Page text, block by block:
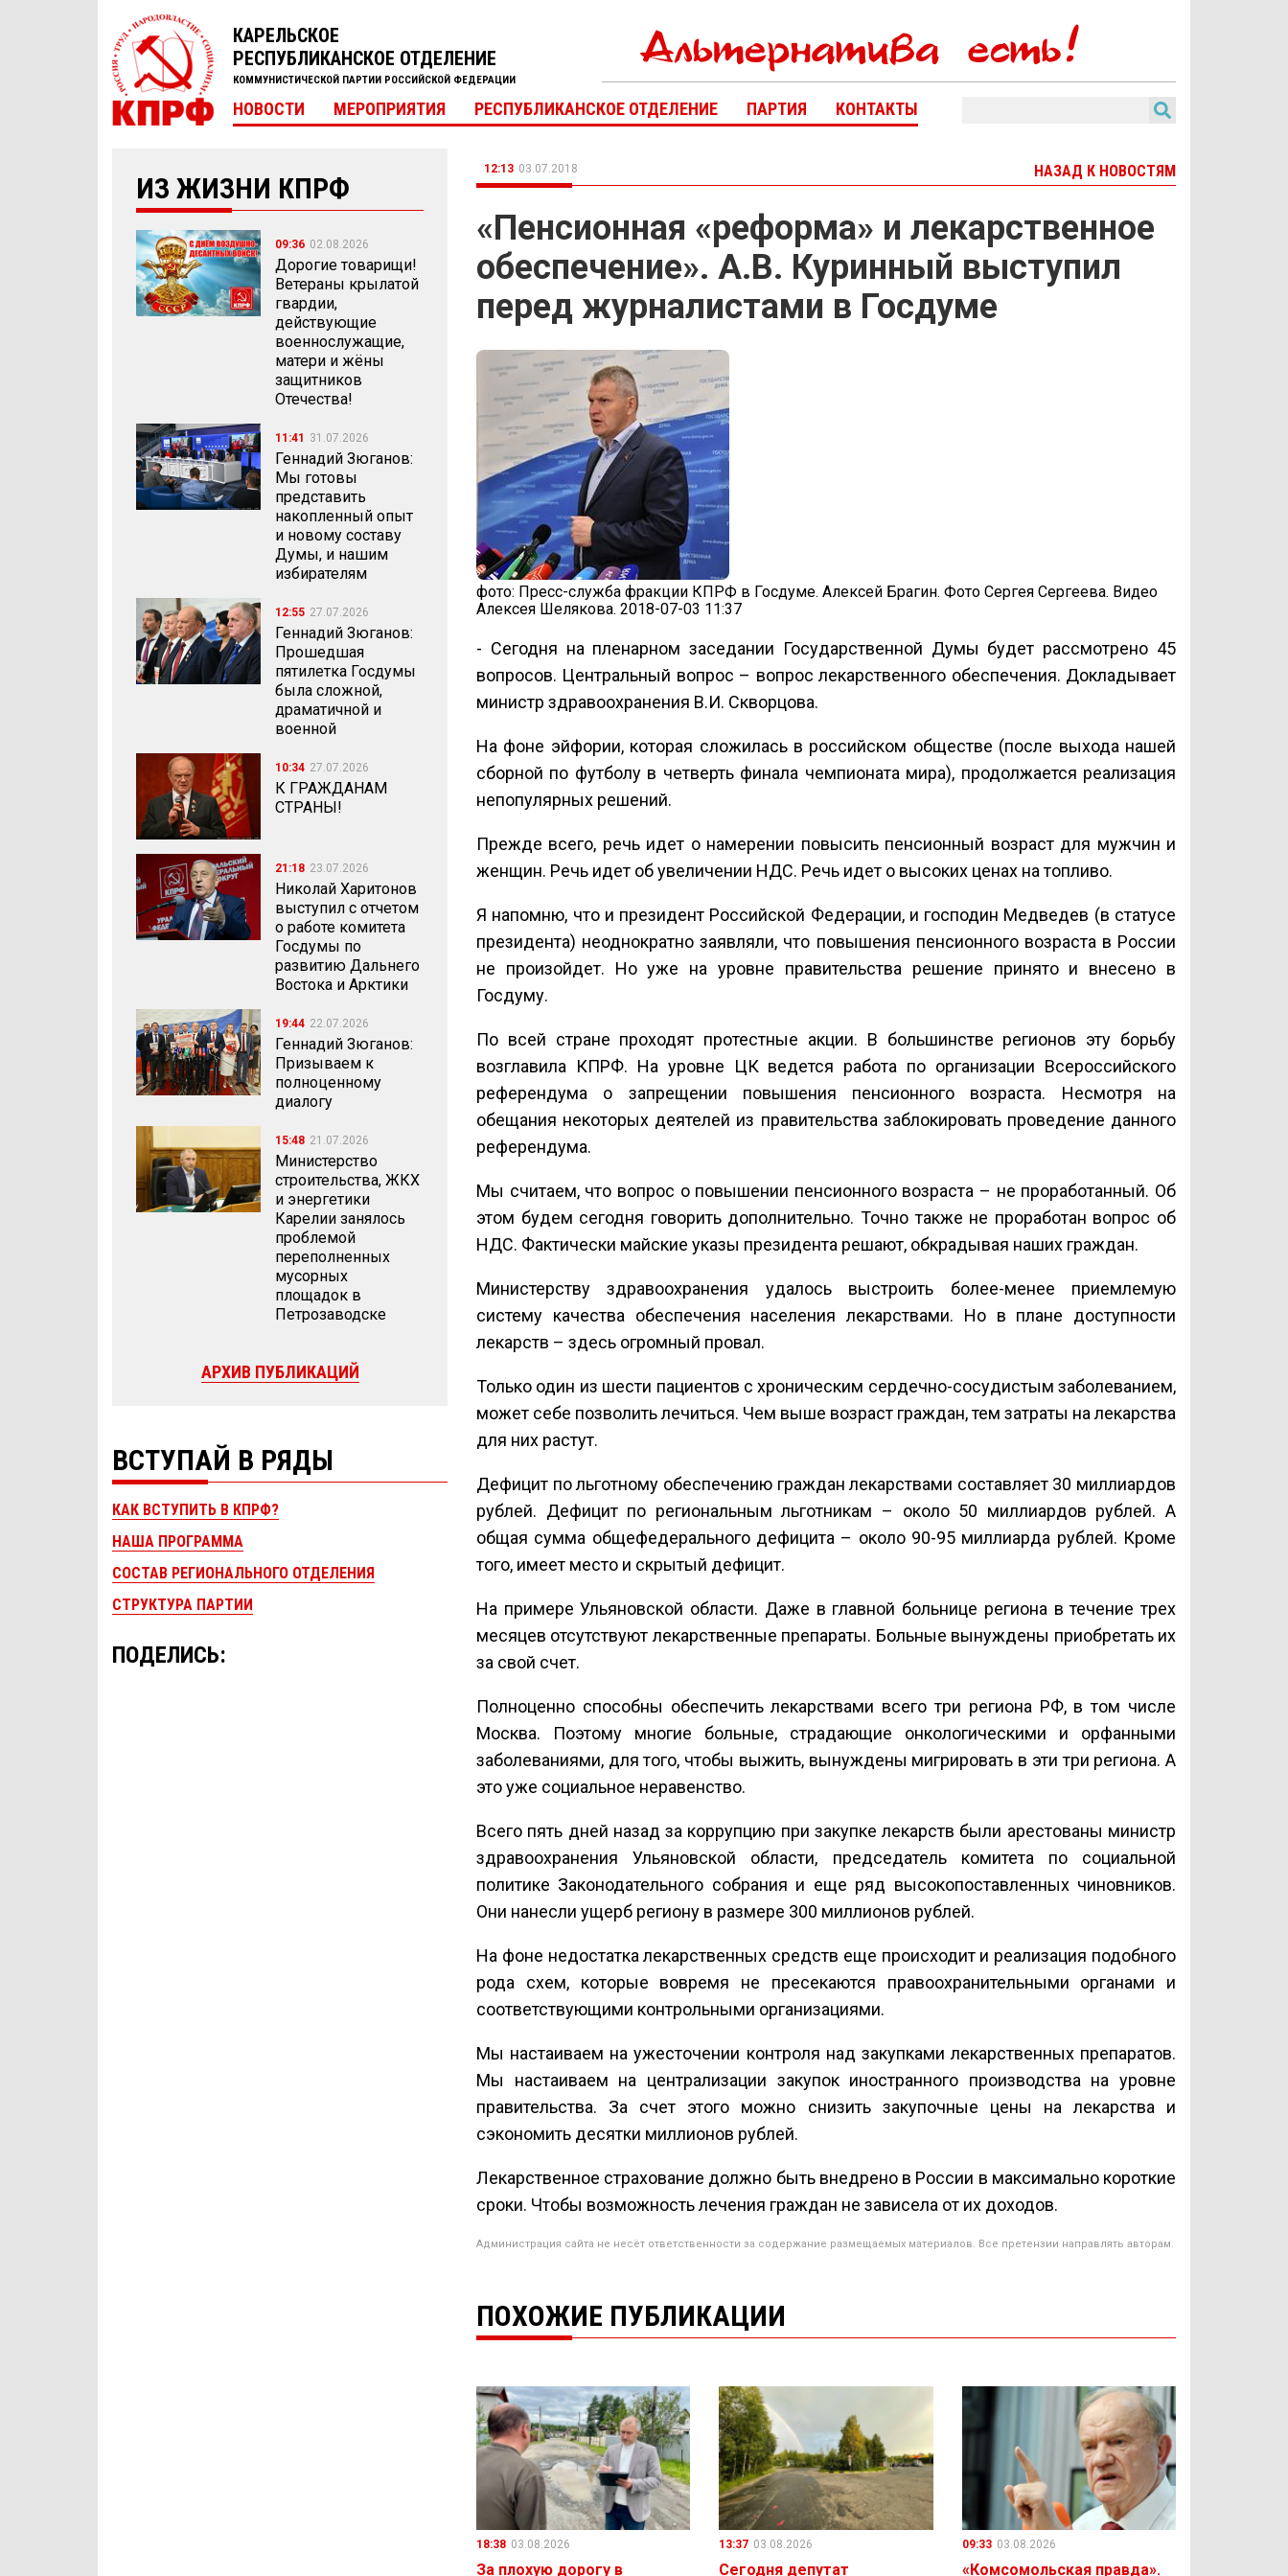
КАРЕЛЬСКОЕ
РЕСПУБЛИКАНСКОЕ ОТДЕЛЕНИЕ
КОММУНИСТИЧЕСКОЙ ПАРТИИ РОССИЙСКОЙ ФЕДЕРАЦИИ
НОВОСТИ МЕРОПРИЯТИЯ РЕСПУБЛИКАНСКОЕ ОТДЕЛЕНИЕ ПАРТИЯ КОНТАКТЫ
ИЗ ЖИЗНИ КПРФ
09:36 02.08.2026
Дорогие товарищи!
Ветераны крылатой
гвардии,
действующие
военнослужащие,
матери и жёны
защитников
Отечества!
11:41 31.07.2026
Геннадий Зюганов:
Мы готовы
представить
накопленный опыт
и новому составу
Думы, и нашим
избирателям
12:55 27.07.2026
Геннадий Зюганов:
Прошедшая
пятилетка Госдумы
была сложной,
драматичной и
военной
10:34 27.07.2026
К ГРАЖДАНАМ
СТРАНЫ!
21:18 23.07.2026
Николай Харитонов
выступил с отчетом
о работе комитета
Госдумы по
развитию Дальнего
Востока и Арктики
19:44 22.07.2026
Геннадий Зюганов:
Призываем к
полноценному
диалогу
15:48 21.07.2026
Министерство
строительства, ЖКХ
и энергетики
Карелии занялось
проблемой
переполненных
мусорных
площадок в
Петрозаводске
АРХИВ ПУБЛИКАЦИЙ
ВСТУПАЙ В РЯДЫ
КАК ВСТУПИТЬ В КПРФ?
НАША ПРОГРАММА
СОСТАВ РЕГИОНАЛЬНОГО ОТДЕЛЕНИЯ
СТРУКТУРА ПАРТИИ
ПОДЕЛИСЬ:
12:13 03.07.2018 НАЗАД К НОВОСТЯМ
«Пенсионная «реформа» и лекарственное
обеспечение». А.В. Куринный выступил
перед журналистами в Госдуме
фото: Пресс-служба фракции КПРФ в Госдуме. Алексей Брагин. Фото Сергея Сергеева. Видео
Алексея Шелякова. 2018-07-03 11:37
- Сегодня на пленарном заседании Государственной Думы будет рассмотрено 45
вопросов. Центральный вопрос – вопрос лекарственного обеспечения. Докладывает
министр здравоохранения В.И. Скворцова.
На фоне эйфории, которая сложилась в российском обществе (после выхода нашей
сборной по футболу в четверть финала чемпионата мира), продолжается реализация
непопулярных решений.
Прежде всего, речь идет о намерении повысить пенсионный возраст для мужчин и
женщин. Речь идет об увеличении НДС. Речь идет о высоких ценах на топливо.
Я напомню, что и президент Российской Федерации, и господин Медведев (в статусе
президента) неоднократно заявляли, что повышения пенсионного возраста в России
не произойдет. Но уже на уровне правительства решение принято и внесено в
Госдуму.
По всей стране проходят протестные акции. В большинстве регионов эту борьбу
возглавила КПРФ. На уровне ЦК ведется работа по организации Всероссийского
референдума о запрещении повышения пенсионного возраста. Несмотря на
обещания некоторых деятелей из правительства заблокировать проведение данного
референдума.
Мы считаем, что вопрос о повышении пенсионного возраста – не проработанный. Об
этом будем сегодня говорить дополнительно. Точно также не проработан вопрос об
НДС. Фактически майские указы президента решают, обкрадывая наших граждан.
Министерству здравоохранения удалось выстроить более-менее приемлемую
систему качества обеспечения населения лекарствами. Но в плане доступности
лекарств – здесь огромный провал.
Только один из шести пациентов с хроническим сердечно-сосудистым заболеванием,
может себе позволить лечиться. Чем выше возраст граждан, тем затраты на лекарства
для них растут.
Дефицит по льготному обеспечению граждан лекарствами составляет 30 миллиардов
рублей. Дефицит по региональным льготникам – около 50 миллиардов рублей. А
общая сумма общефедерального дефицита – около 90-95 миллиарда рублей. Кроме
того, имеет место и скрытый дефицит.
На примере Ульяновской области. Даже в главной больнице региона в течение трех
месяцев отсутствуют лекарственные препараты. Больные вынуждены приобретать их
за свой счет.
Полноценно способны обеспечить лекарствами всего три региона РФ, в том числе
Москва. Поэтому многие больные, страдающие онкологическими и орфанными
заболеваниями, для того, чтобы выжить, вынуждены мигрировать в эти три региона. А
это уже социальное неравенство.
Всего пять дней назад за коррупцию при закупке лекарств были арестованы министр
здравоохранения Ульяновской области, председатель комитета по социальной
политике Законодательного собрания и еще ряд высокопоставленных чиновников.
Они нанесли ущерб региону в размере 300 миллионов рублей.
На фоне недостатка лекарственных средств еще происходит и реализация подобного
рода схем, которые вовремя не пресекаются правоохранительными органами и
соответствующими контрольными организациями.
Мы настаиваем на ужесточении контроля над закупками лекарственных препаратов.
Мы настаиваем на централизации закупок иностранного производства на уровне
правительства. За счет этого можно снизить закупочные цены на лекарства и
сэкономить десятки миллионов рублей.
Лекарственное страхование должно быть внедрено в России в максимально короткие
сроки. Чтобы возможность лечения граждан не зависела от их доходов.
Администрация сайта не несёт ответственности за содержание размещаемых материалов. Все претензии направлять авторам.
ПОХОЖИЕ ПУБЛИКАЦИИ
18:38 03.08.2026
За плохую дорогу в
13:37 03.08.2026
Сегодня депутат
09:33 03.08.2026
«Комсомольская правда».